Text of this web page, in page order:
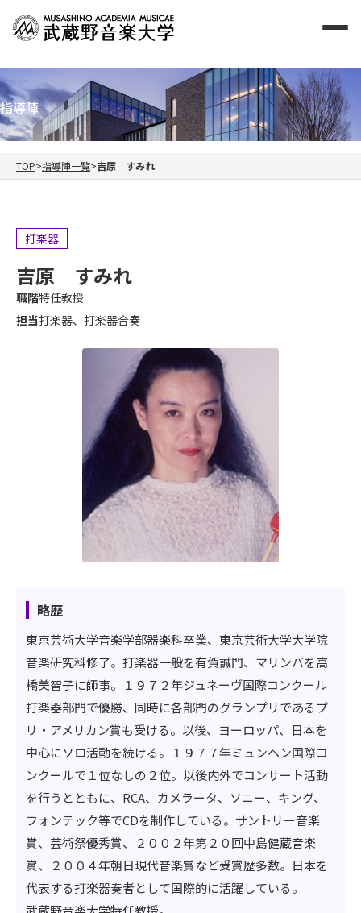
指導陣
TOP 指導陣一覧 吉原 すみれ
打楽器
吉原 すみれ
職階特任教授
担当打楽器、打楽器合奏
略歴
東京芸術大学音楽学部器楽科卒業、東京芸術大学大学院
音楽研究科修了。打楽器一般を有賀誠門、マリンバを高
橋美智子に師事。１９７２年ジュネーヴ国際コンクール
打楽器部門で優勝、同時に各部門のグランプリであるプ
リ・アメリカン賞も受ける。以後、ヨーロッパ、日本を
中心にソロ活動を続ける。１９７７年ミュンヘン国際コ
ンクールで１位なしの２位。以後内外でコンサート活動
を行うとともに、RCA、カメラータ、ソニー、キング、
フォンテック等でCDを制作している。サントリー音楽
賞、芸術祭優秀賞、２００２年第２０回中島健蔵音楽
賞、２００４年朝日現代音楽賞など受賞歴多数。日本を
代表する打楽器奏者として国際的に活躍している。